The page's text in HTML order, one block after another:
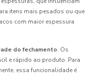
itens mais pesados ou que
com maior espessura
do fechamento. Os
e rápido ao produto. Para
essa funcionalidade é